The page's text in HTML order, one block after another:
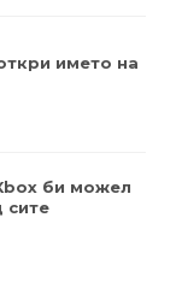
името на
би можел
сите